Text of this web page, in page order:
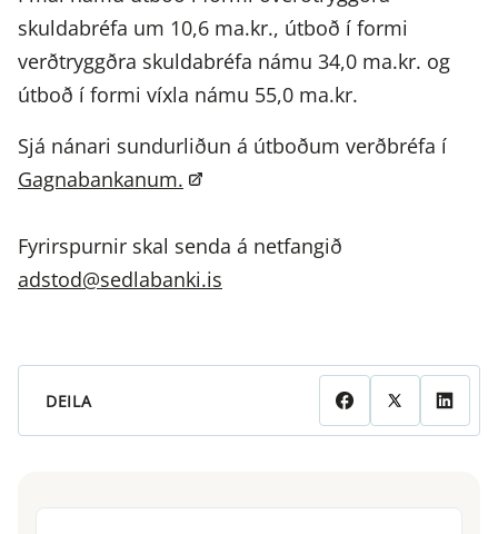
skuldabréfa um 10,6 ma.kr., útboð í formi
verðtryggðra skuldabréfa námu 34,0 ma.kr. og
útboð í formi víxla námu 55,0 ma.kr.
Sjá nánari sundurliðun á útboðum verðbréfa í
Gagnabankanum.
Fyrirspurnir skal senda á netfangið
adstod@sedlabanki.is
DEILA